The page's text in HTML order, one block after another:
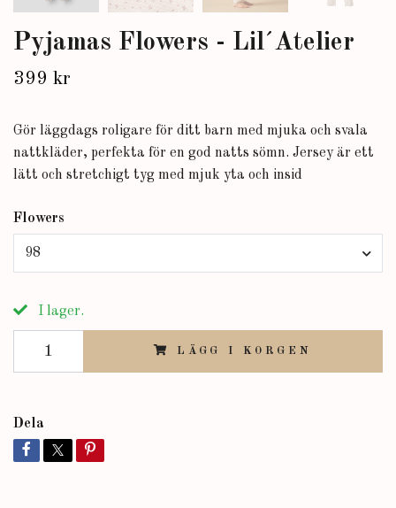
Pyjamas Flowers - Lil´Atelier
399 kr
Gör läggdags roligare för ditt barn med mjuka och svala
nattkläder, perfekta för en god natts sömn. Jersey är ett
lätt och stretchigt tyg med mjuk yta och insid
Flowers
98
I lager.
LÄGG I KORGEN
Dela